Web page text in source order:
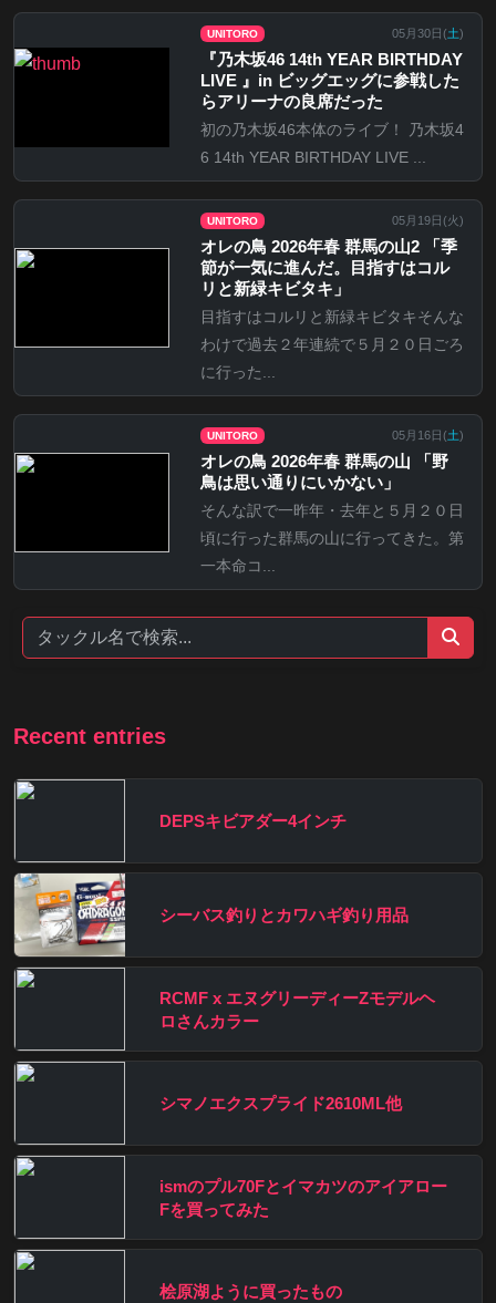
UNITORO 05月30日(土)
『乃⽊坂46 14th YEAR BIRTHDAY
LIVE 』in ビッグエッグに参戦した
らアリーナの良席だった
初の乃木坂46本体のライブ！ 乃木坂4
6 14th YEAR BIRTHDAY LIVE ...
UNITORO 05月19日(火)
オレの鳥 2026年春 群馬の山2 「季
節が一気に進んだ。目指すはコル
リと新緑キビタキ」
目指すはコルリと新緑キビタキそんな
わけで過去２年連続で５月２０日ごろ
に行った...
UNITORO 05月16日(土)
オレの鳥 2026年春 群馬の山 「野
鳥は思い通りにいかない」
そんな訳で一昨年・去年と５月２０日
頃に行った群馬の山に行ってきた。第
一本命コ...
Recent entries
DEPSキビアダー4インチ
シーバス釣りとカワハギ釣り用品
RCMF x エヌグリーディーZモデルヘ
ロさんカラー
シマノエクスプライド2610ML他
ismのプル70Fとイマカツのアイアロー
Fを買ってみた
桧原湖ように買ったもの